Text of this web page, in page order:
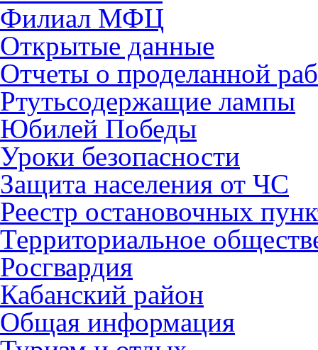
Филиал МФЦ
Открытые данные
Отчеты о проделанной
Ртутьсодержащие лампы
Юбилей Победы
Уроки безопасности
Защита населения от ЧС
Реестр остановочных
Территориальное
Росгвардия
Кабанский район
Общая информация